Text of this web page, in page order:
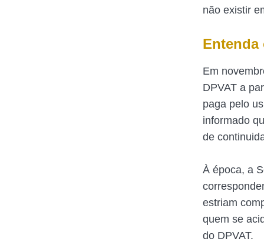
não existir
Entenda
Em
DPVAT a
paga pelo
informado
de
À época, a
estriam
quem se
do DPVAT.